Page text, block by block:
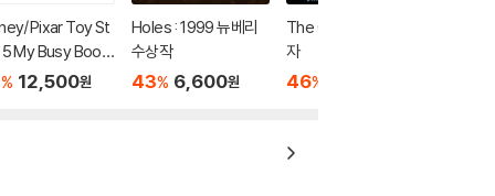
Pixar Toy St
My Busy Book
% 12,500원
Holes : 1999 뉴베리
수상작
43% 6,600원
The Giver 기억 전달
자
46%